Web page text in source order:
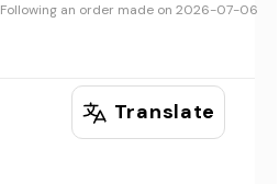
Following an order made on 2026-07-06
Translate